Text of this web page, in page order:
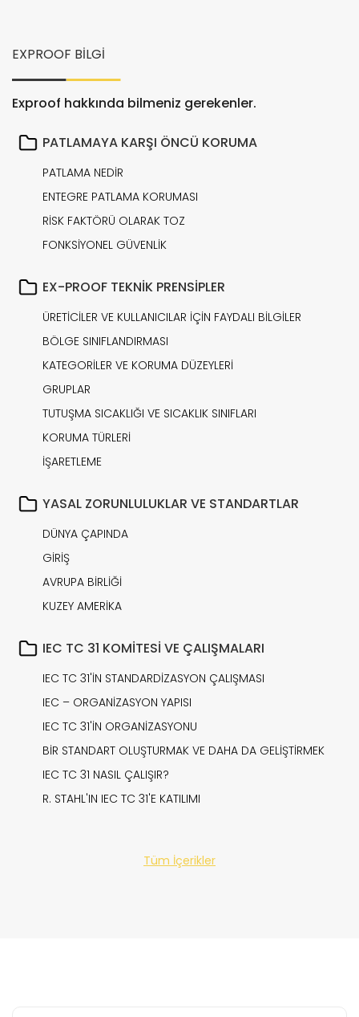
EXPROOF BİLGİ
Exproof hakkında bilmeniz gerekenler.
PATLAMAYA KARŞI ÖNCÜ KORUMA
PATLAMA NEDİR
ENTEGRE PATLAMA KORUMASI
RİSK FAKTÖRÜ OLARAK TOZ
FONKSİYONEL GÜVENLİK
EX-PROOF TEKNİK PRENSİPLER
ÜRETİCİLER VE KULLANICILAR İÇİN FAYDALI BİLGİLER
BÖLGE SINIFLANDIRMASI
KATEGORİLER VE KORUMA DÜZEYLERİ
GRUPLAR
TUTUŞMA SICAKLIĞI VE SICAKLIK SINIFLARI
KORUMA TÜRLERİ
İŞARETLEME
YASAL ZORUNLULUKLAR VE STANDARTLAR
DÜNYA ÇAPINDA
GİRİŞ
AVRUPA BİRLİĞİ
KUZEY AMERİKA
IEC TC 31 KOMİTESİ VE ÇALIŞMALARI
IEC TC 31'İN STANDARDİZASYON ÇALIŞMASI
IEC – ORGANİZASYON YAPISI
IEC TC 31'İN ORGANİZASYONU
BİR STANDART OLUŞTURMAK VE DAHA DA GELİŞTİRMEK
IEC TC 31 NASIL ÇALIŞIR?
R. STAHL'IN IEC TC 31'E KATILIMI
Tüm İçerikler